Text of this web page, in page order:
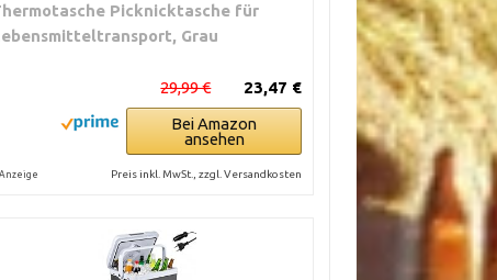
Picknicktasche für
Grau
23,47 €
29,99 €
Bei Amazon
ansehen
Anzeige Preis inkl. MwSt., zzgl. Versandkosten